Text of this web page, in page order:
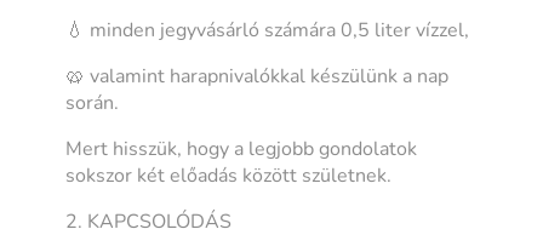
💧 minden jegyvásárló számára 0,5 liter vízzel,
🥨 valamint harapnivalókkal készülünk a nap
során.
Mert hisszük, hogy a legjobb gondolatok
sokszor két előadás között születnek.
2. KAPCSOLÓDÁS